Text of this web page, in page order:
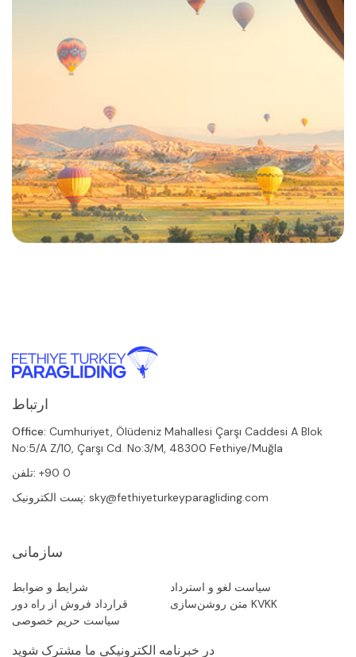
ارتباط
Office: Cumhuriyet, Ölüdeniz Mahallesi Çarşı Caddesi A Blok
No:5/A Z/10, Çarşı Cd. No:3/M, 48300 Fethiye/Muğla
تلفن: +90 0
پست الکترونیک: sky@fethiyeturkeyparagliding.com
سازمانی
شرایط و ضوابط
سیاست لغو و استرداد
قرارداد فروش از راه دور
متن روشن‌سازی KVKK
سیاست حریم خصوصی
در خبرنامه الکترونیکی ما مشترک شوید